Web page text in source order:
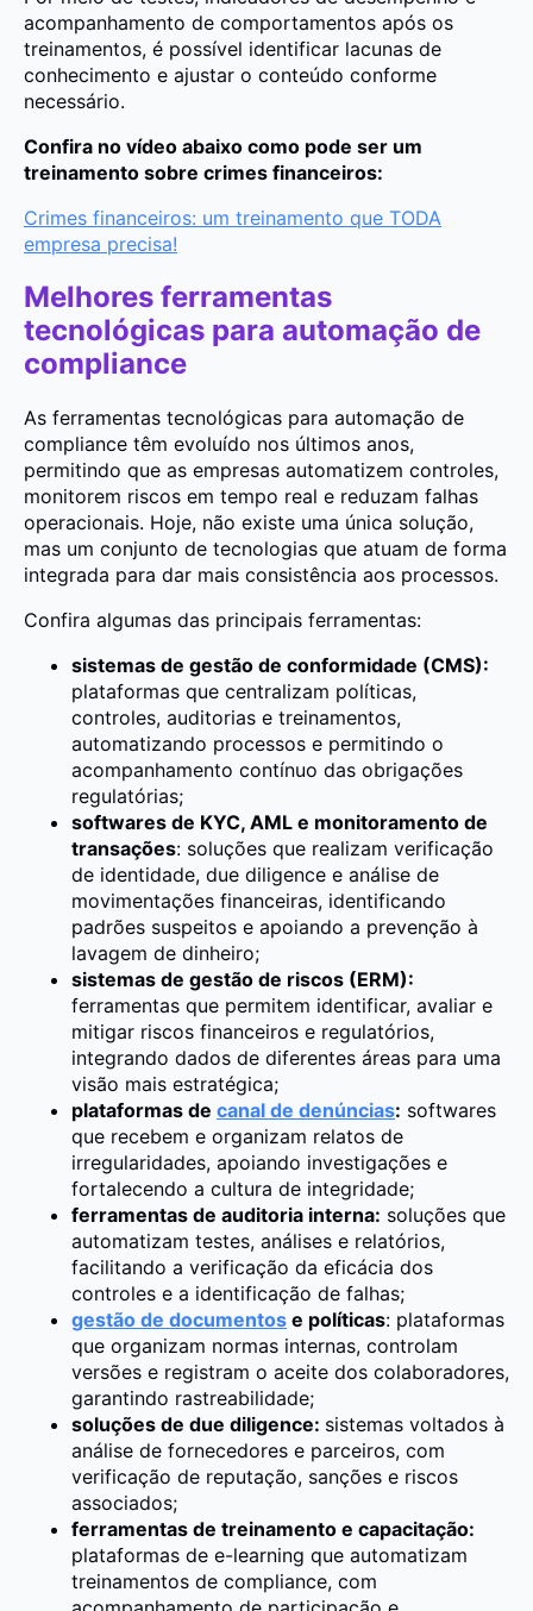
acompanhamento de comportamentos após os
treinamentos, é possível identificar lacunas de
conhecimento e ajustar o conteúdo conforme
necessário.
Confira no vídeo abaixo como pode ser um
treinamento sobre crimes financeiros:
Crimes financeiros: um treinamento que TODA
empresa precisa!
Melhores ferramentas
tecnológicas para automação de
compliance
As ferramentas tecnológicas para automação de
compliance têm evoluído nos últimos anos,
permitindo que as empresas automatizem controles,
monitorem riscos em tempo real e reduzam falhas
operacionais. Hoje, não existe uma única solução,
mas um conjunto de tecnologias que atuam de forma
integrada para dar mais consistência aos processos.
Confira algumas das principais ferramentas:
sistemas de gestão de conformidade (CMS):
plataformas que centralizam políticas,
controles, auditorias e treinamentos,
automatizando processos e permitindo o
acompanhamento contínuo das obrigações
regulatórias;
softwares de KYC, AML e monitoramento de
transações: soluções que realizam verificação
de identidade, due diligence e análise de
movimentações financeiras, identificando
padrões suspeitos e apoiando a prevenção à
lavagem de dinheiro;
sistemas de gestão de riscos (ERM):
ferramentas que permitem identificar, avaliar e
mitigar riscos financeiros e regulatórios,
integrando dados de diferentes áreas para uma
visão mais estratégica;
plataformas de canal de denúncias: softwares
que recebem e organizam relatos de
irregularidades, apoiando investigações e
fortalecendo a cultura de integridade;
ferramentas de auditoria interna: soluções que
automatizam testes, análises e relatórios,
facilitando a verificação da eficácia dos
controles e a identificação de falhas;
gestão de documentos e políticas: plataformas
que organizam normas internas, controlam
versões e registram o aceite dos colaboradores,
garantindo rastreabilidade;
soluções de due diligence: sistemas voltados à
análise de fornecedores e parceiros, com
verificação de reputação, sanções e riscos
associados;
ferramentas de treinamento e capacitação:
plataformas de e-learning que automatizam
treinamentos de compliance, com